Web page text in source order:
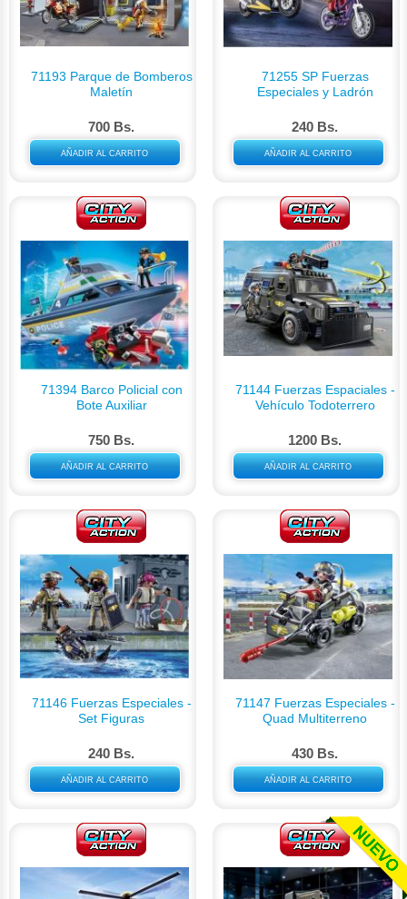
71193 Parque de Bomberos
Maletín
700 Bs.
AÑADIR AL CARRITO
71255 SP Fuerzas
Especiales y Ladrón
240 Bs.
AÑADIR AL CARRITO
71394 Barco Policial con
Bote Auxiliar
750 Bs.
AÑADIR AL CARRITO
71144 Fuerzas Espaciales -
Vehículo Todoterrero
1200 Bs.
AÑADIR AL CARRITO
71146 Fuerzas Especiales -
Set Figuras
240 Bs.
AÑADIR AL CARRITO
71147 Fuerzas Especiales -
Quad Multiterreno
430 Bs.
AÑADIR AL CARRITO